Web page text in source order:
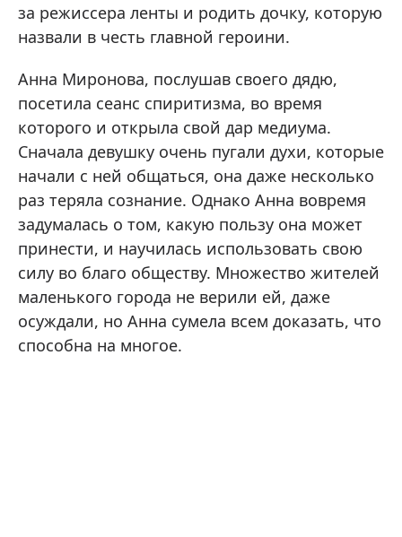
за режиссера ленты и родить дочку, которую
назвали в честь главной героини.
Анна Миронова, послушав своего дядю,
посетила сеанс спиритизма, во время
которого и открыла свой дар медиума.
Сначала девушку очень пугали духи, которые
начали с ней общаться, она даже несколько
раз теряла сознание. Однако Анна вовремя
задумалась о том, какую пользу она может
принести, и научилась использовать свою
силу во благо обществу. Множество жителей
маленького города не верили ей, даже
осуждали, но Анна сумела всем доказать, что
способна на многое.